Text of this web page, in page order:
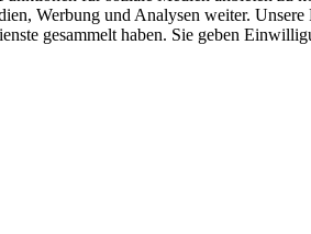
Werbung und Analysen weiter.
gesammelt haben. Sie geben